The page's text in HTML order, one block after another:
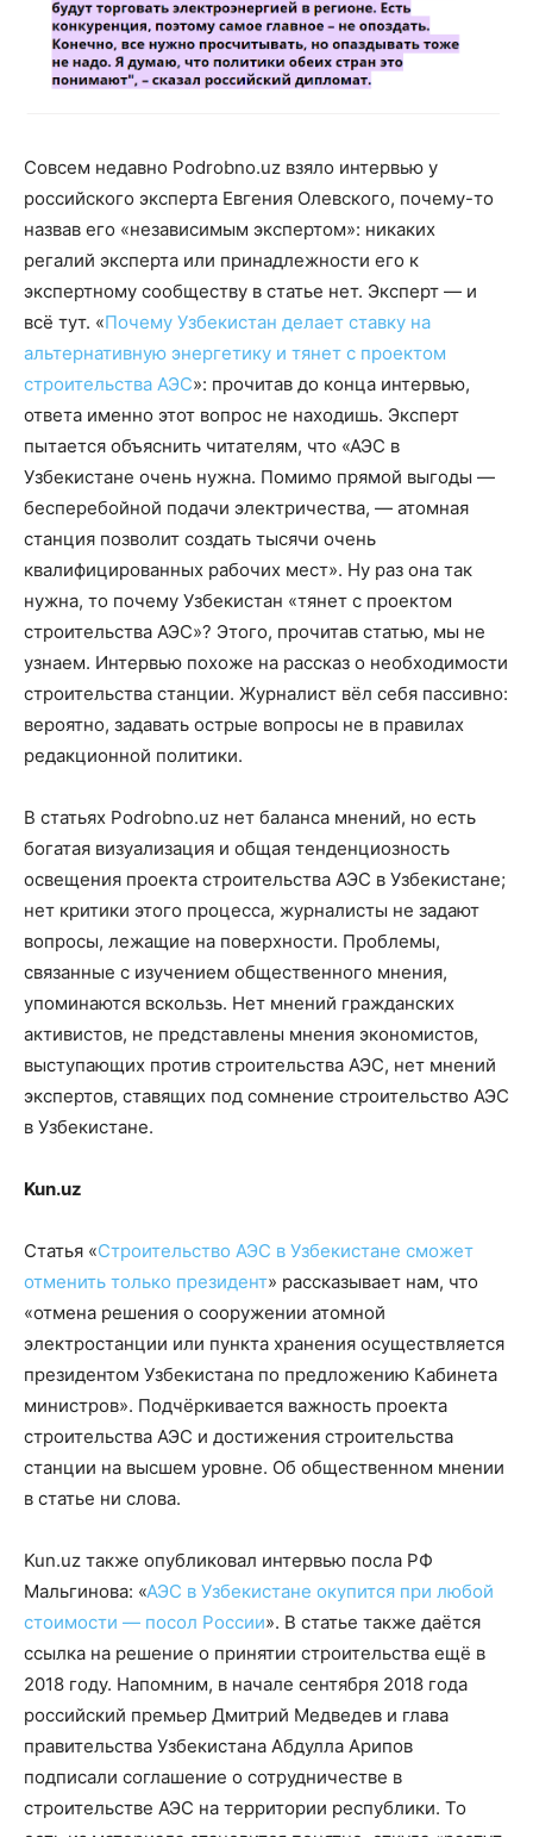
Совсем недавно Podrobno.uz взяло интервью у
российского эксперта Евгения Олевского, почему-то
назвав его «независимым экспертом»: никаких
регалий эксперта или принадлежности его к
экспертному сообществу в статье нет. Эксперт — и
всё тут. «Почему Узбекистан делает ставку на
альтернативную энергетику и тянет с проектом
строительства АЭС»: прочитав до конца интервью,
ответа именно этот вопрос не находишь. Эксперт
пытается объяснить читателям, что «АЭС в
Узбекистане очень нужна. Помимо прямой выгоды —
бесперебойной подачи электричества, — атомная
станция позволит создать тысячи очень
квалифицированных рабочих мест». Ну раз она так
нужна, то почему Узбекистан «тянет с проектом
строительства АЭС»? Этого, прочитав статью, мы не
узнаем. Интервью похоже на рассказ о необходимости
строительства станции. Журналист вёл себя пассивно:
вероятно, задавать острые вопросы не в правилах
редакционной политики.
В статьях Podrobno.uz нет баланса мнений, но есть
богатая визуализация и общая тенденциозность
освещения проекта строительства АЭС в Узбекистане;
нет критики этого процесса, журналисты не задают
вопросы, лежащие на поверхности. Проблемы,
связанные с изучением общественного мнения,
упоминаются вскользь. Нет мнений гражданских
активистов, не представлены мнения экономистов,
выступающих против строительства АЭС, нет мнений
экспертов, ставящих под сомнение строительство АЭС
в Узбекистане.
Kun.uz
Статья «Строительство АЭС в Узбекистане сможет
отменить только президент» рассказывает нам, что
«отмена решения о сооружении атомной
электростанции или пункта хранения осуществляется
президентом Узбекистана по предложению Кабинета
министров». Подчёркивается важность проекта
строительства АЭС и достижения строительства
станции на высшем уровне. Об общественном мнении
в статье ни слова.
Kun.uz также опубликовал интервью посла РФ
Мальгинова: «АЭС в Узбекистане окупится при любой
стоимости — посол России». В статье также даётся
ссылка на решение о принятии строительства ещё в
2018 году. Напомним, в начале сентября 2018 года
российский премьер Дмитрий Медведев и глава
правительства Узбекистана Абдулла Арипов
подписали соглашение о сотрудничестве в
строительстве АЭС на территории республики. То